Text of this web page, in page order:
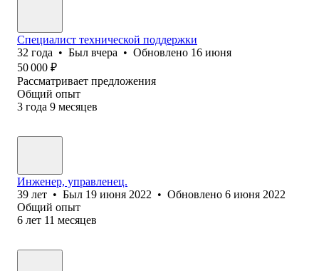
Специалист технической поддержки
32 года • Был вчера • Обновлено 16 июня
50 000 ₽
Рассматривает предложения
Общий опыт
3 года 9 месяцев
Инженер, управленец.
39 лет • Был 19 июня 2022 • Обновлено 6 июня 2022
Общий опыт
6 лет 11 месяцев